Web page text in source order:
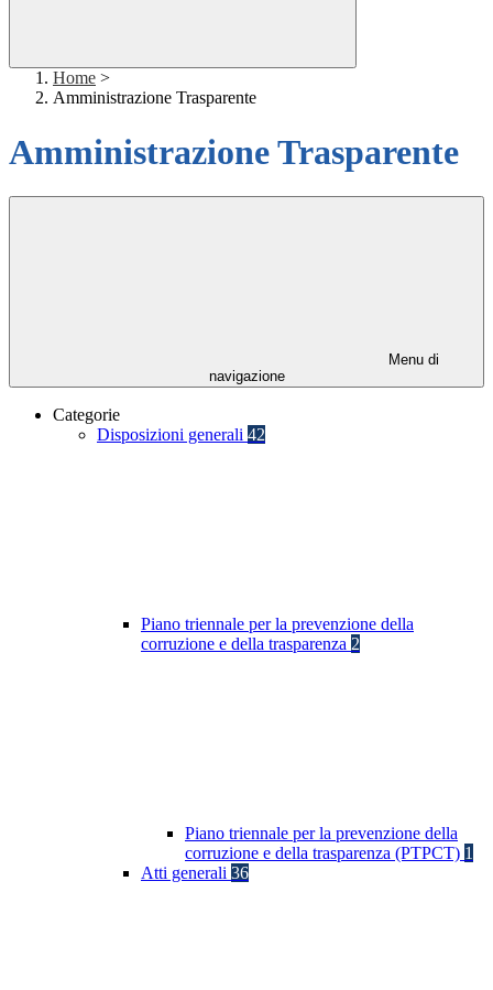
Home >
Amministrazione Trasparente
Amministrazione Trasparente
Menu di
navigazione
Categorie
Disposizioni generali 42
Piano triennale per la prevenzione della
corruzione e della trasparenza 2
Piano triennale per la prevenzione della
corruzione e della trasparenza (PTPCT) 1
Atti generali 36